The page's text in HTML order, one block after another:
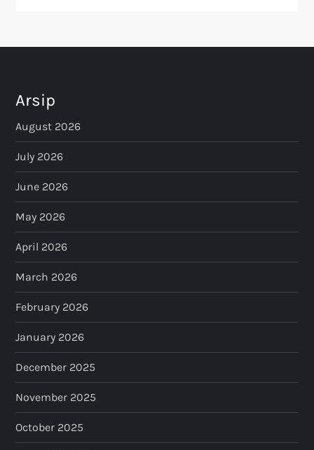
Arsip
August 2026
July 2026
June 2026
May 2026
April 2026
March 2026
February 2026
January 2026
December 2025
November 2025
October 2025